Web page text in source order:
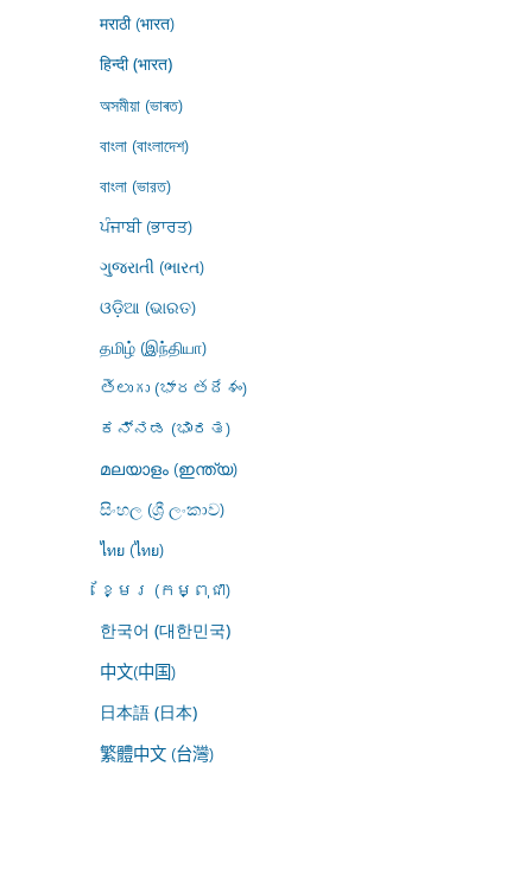
मराठी (भारत)
हिन्दी (भारत)
অসমীয়া (ভাৰত)
বাংলা (বাংলাদেশ)
বাংলা (ভারত)
ਪੰਜਾਬੀ (ਭਾਰਤ)
ગુજરાતી (ભારત)
ଓଡ଼ିଆ (ଭାରତ)
தமிழ் (இந்தியா)
తెలుగు (భారతదేశం)
ಕನ್ನಡ (ಭಾರತ)
മലയാളം (ഇന്ത്യ)
සිංහල (ශ්‍රී ලංකාව)
ไทย (ไทย)
ខ្មែរ (កម្ពុជា)
한국어 (대한민국)
中文(中国)
日本語 (日本)
繁體中文 (台灣)